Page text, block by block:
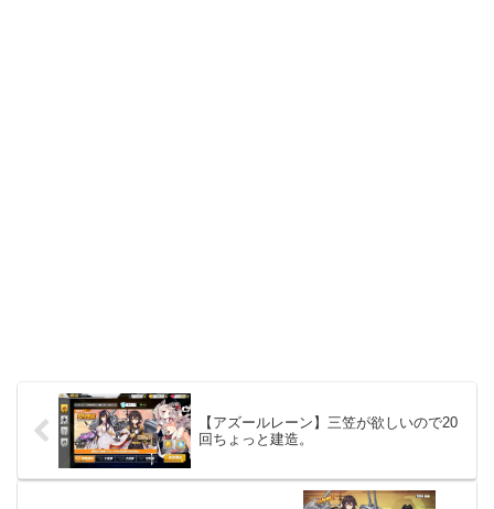
【アズールレーン】三笠が欲しいので20
回ちょっと建造。